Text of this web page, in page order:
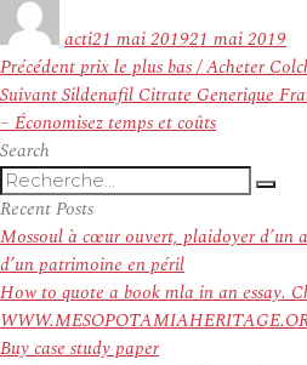
actile
21 mai 201921 mai 2019
Navigation
de
l’article
PrécédentArticle
précédent :
prix le plus bas / Acheter
SuivantArticle
suivant :
Sildenafil Citrate Generique
– Économisez temps et coûts
Search
Recherche
pour
:
Recent Posts
Mossoul à cœur ouvert, plaidoyer
d’un patrimoine en péril
How to quote a book mla in an essay.
Buy case study paper